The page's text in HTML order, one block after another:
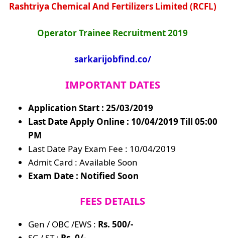
Rashtriya Chemical And Fertilizers Limited (RCFL)
Operator Trainee Recruitment 2019
sarkarijobfind.co/
IMPORTANT DATES
Application Start : 25/03/2019
Last Date Apply Online : 10/04/2019 Till 05:00
PM
Last Date Pay Exam Fee : 10/04/2019
Admit Card : Available Soon
Exam Date : Notified Soon
FEES DETAILS
Gen / OBC /EWS : Rs. 500/-